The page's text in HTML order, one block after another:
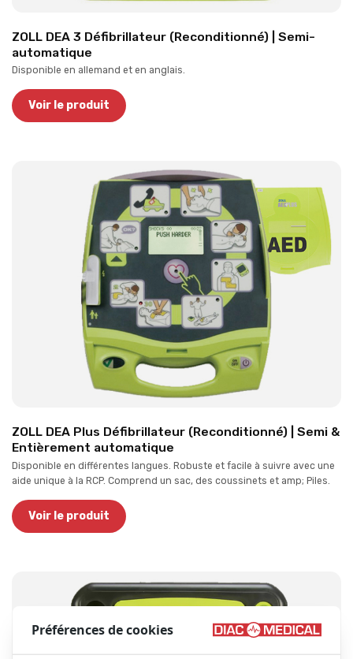
ZOLL DEA 3 Défibrillateur (Reconditionné) | Semi-
automatique
Disponible en allemand et en anglais.
Voir le produit
ZOLL DEA Plus Défibrillateur (Reconditionné) | Semi &
Entièrement automatique
Disponible en différentes langues. Robuste et facile à suivre avec une
aide unique à la RCP. Comprend un sac, des coussinets et amp; Piles.
Voir le produit
Préférences de cookies